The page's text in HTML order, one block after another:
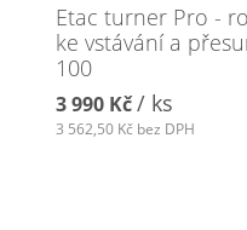
Etac turner Pro -
ke vstávání a
100
3 990 Kč/ ks
3 562,50 Kč bez DPH